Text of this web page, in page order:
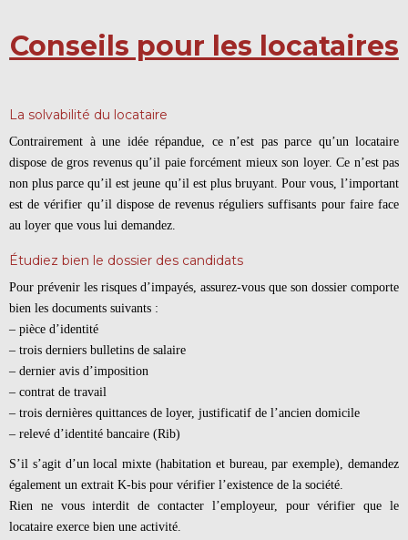
Conseils pour les locataires
La solvabilité du locataire
Contrairement à une idée répandue, ce n’est pas parce qu’un locataire
dispose de gros revenus qu’il paie forcément mieux son loyer. Ce n’est pas
non plus parce qu’il est jeune qu’il est plus bruyant. Pour vous, l’important
est de vérifier qu’il dispose de revenus réguliers suffisants pour faire face
au loyer que vous lui demandez.
Étudiez bien le dossier des candidats
Pour prévenir les risques d’impayés, assurez-vous que son dossier comporte
bien les documents suivants :
– pièce d’identité
– trois derniers bulletins de salaire
– dernier avis d’imposition
– contrat de travail
– trois dernières quittances de loyer, justificatif de l’ancien domicile
– relevé d’identité bancaire (Rib)
S’il s’agit d’un local mixte (habitation et bureau, par exemple), demandez
également un extrait K-bis pour vérifier l’existence de la société.
Rien ne vous interdit de contacter l’employeur, pour vérifier que le
locataire exerce bien une activité.